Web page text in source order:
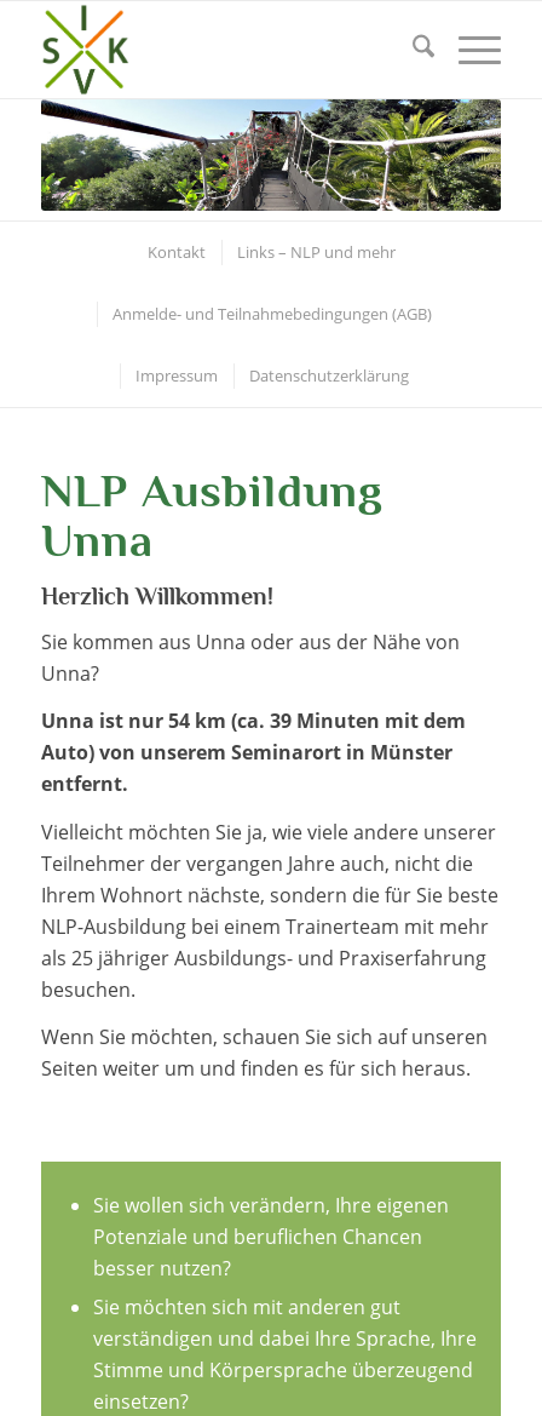
Kontakt Links – NLP und mehr
Anmelde- und Teilnahmebedingungen (AGB)
Impressum Datenschutzerklärung
NLP Ausbildung
Unna
Herzlich Willkommen!
Sie kommen aus Unna oder aus der Nähe von
Unna?
Unna ist nur 54 km (ca. 39 Minuten mit dem
Auto) von unserem Seminarort in Münster
entfernt.
Vielleicht möchten Sie ja, wie viele andere unserer
Teilnehmer der vergangen Jahre auch, nicht die
Ihrem Wohnort nächste, sondern die für Sie beste
NLP-Ausbildung bei einem Trainerteam mit mehr
als 25 jähriger Ausbildungs- und Praxiserfahrung
besuchen.
Wenn Sie möchten, schauen Sie sich auf unseren
Seiten weiter um und finden es für sich heraus.
Sie wollen sich verändern, Ihre eigenen
Potenziale und beruflichen Chancen
besser nutzen?
Sie möchten sich mit anderen gut
verständigen und dabei Ihre Sprache, Ihre
Stimme und Körpersprache überzeugend
einsetzen?